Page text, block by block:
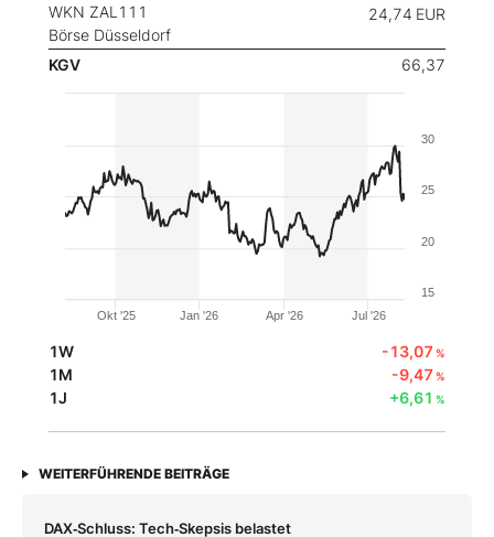
WKN ZAL111
Börse Düsseldorf
24,74 EUR
KGV 66,37
Okt '25 Jan '26 Apr '26 Jul '26
15
20
25
30
1W -13,07 %
1M -9,47 %
1J +6,61 %
WEITERFÜHRENDE BEITRÄGE
DAX‑Schluss: Tech‑Skepsis belastet